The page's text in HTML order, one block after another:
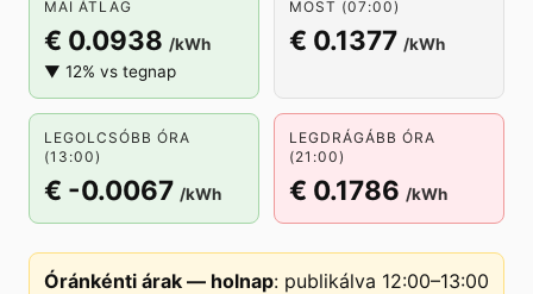
MAI ÁTLAG
€ 0.0938 /kWh
▼ 12% vs tegnap
MOST (07:00)
€ 0.1377 /kWh
LEGOLCSÓBB ÓRA
(13:00)
€ -0.0067 /kWh
LEGDRÁGÁBB ÓRA
(21:00)
€ 0.1786 /kWh
Óránkénti árak — holnap: publikálva 12:00–13:00